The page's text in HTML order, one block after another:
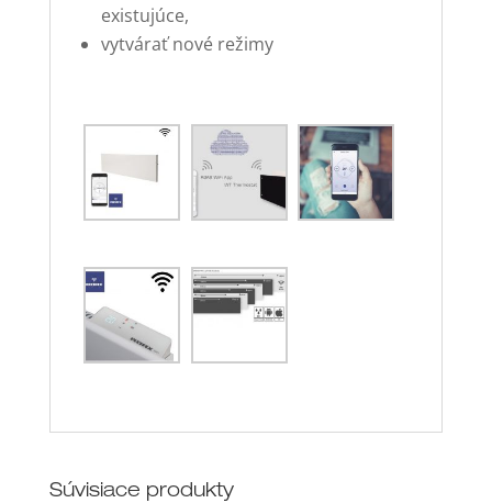
existujúce,
vytvárať nové režimy
Súvisiace produkty